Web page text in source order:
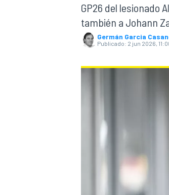
MÁS
GP26 del lesionado
también a Johann
Germán Garcia
Publicado: 2 jun 2026,